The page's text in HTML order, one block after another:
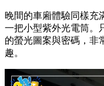
晚間的車廂體驗同樣充
一把小型紫外光電筒。
的螢光圖案與密碼，非
趣。